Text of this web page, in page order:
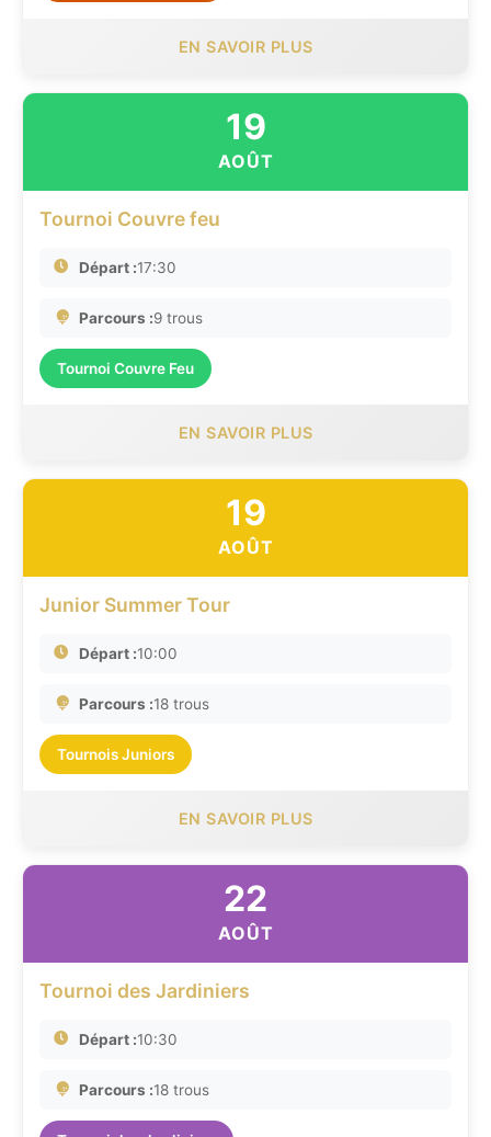
EN SAVOIR PLUS
19
AOÛT
Tournoi Couvre feu
Départ :17:30
Parcours :9 trous
Tournoi Couvre Feu
EN SAVOIR PLUS
19
AOÛT
Junior Summer Tour
Départ :10:00
Parcours :18 trous
Tournois Juniors
EN SAVOIR PLUS
22
AOÛT
Tournoi des Jardiniers
Départ :10:30
Parcours :18 trous